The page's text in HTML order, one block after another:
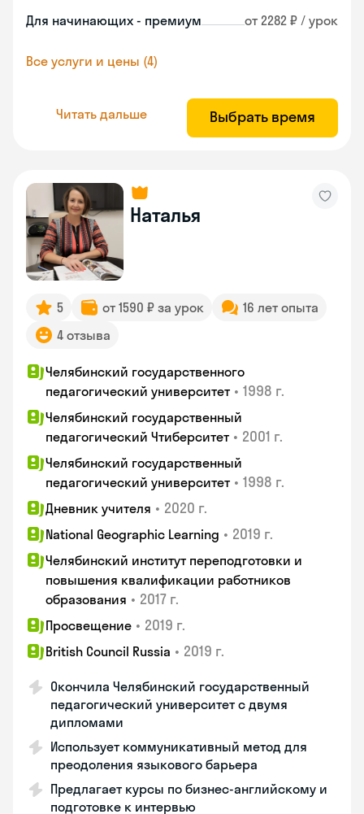
Для начинающих - премиум от 2282 ₽ / урок
Все услуги и цены (4)
Читать дальше Выбрать время
Наталья
5 от 1590 ₽ за урок
16 лет опыта
4 отзыва
Челябинский государственного
педагогический университет • 1998 г.
Челябинский государственный
педагогический Чтиберситет • 2001 г.
Челябинский государственный
педагогический университет • 1998 г.
Дневник учителя • 2020 г.
National Geographic Learning • 2019 г.
Челябинский институт переподготовки и
повышения квалификации работников
образования • 2017 г.
Просвещение • 2019 г.
British Council Russia • 2019 г.
Окончила Челябинский государственный
педагогический университет с двумя
дипломами
Использует коммуникативный метод для
преодоления языкового барьера
Предлагает курсы по бизнес-английскому и
подготовке к интервью